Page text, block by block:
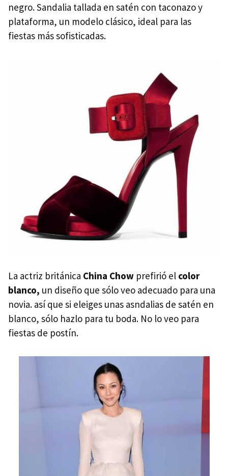
negro. Sandalia tallada en satén con taconazo y
plataforma, un modelo clásico, ideal para las
fiestas más sofisticadas.
La actriz británica China Chow prefirió el color
blanco, un diseño que sólo veo adecuado para una
novia. así que si eleiges unas asndalias de satén en
blanco, sólo hazlo para tu boda. No lo veo para
fiestas de postín.